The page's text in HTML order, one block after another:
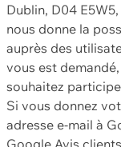
Dublin, D04
nous donne la
auprès des
vous est
souhaitez
Si vous donnez
adresse e-mail à